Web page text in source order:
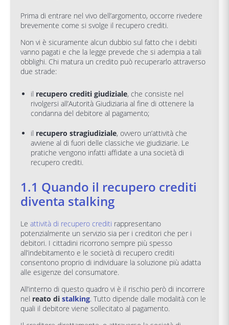
Prima di entrare nel vivo dell’argomento, occorre rivedere
brevemente come si svolge il recupero crediti.
Non vi è sicuramente alcun dubbio sul fatto che i debiti
vanno pagati e che la legge prevede che si adempia a tali
obblighi. Chi matura un credito può recuperarlo attraverso
due strade:
il recupero crediti giudiziale, che consiste nel
rivolgersi all’Autorità Giudiziaria al fine di ottenere la
condanna del debitore al pagamento;
il recupero stragiudiziale, ovvero un’attività che
avviene al di fuori delle classiche vie giudiziarie. Le
pratiche vengono infatti affidate a una società di
recupero crediti.
1.1 Quando il recupero crediti
diventa stalking
Le attività di recupero crediti rappresentano
potenzialmente un servizio sia per i creditori che per i
debitori. I cittadini ricorrono sempre più spesso
all’indebitamento e le società di recupero crediti
consentono proprio di individuare la soluzione più adatta
alle esigenze del consumatore.
All’interno di questo quadro vi è il rischio però di incorrere
nel reato di stalking. Tutto dipende dalle modalità con le
quali il debitore viene sollecitato al pagamento.